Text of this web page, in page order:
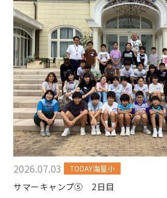
2026.07.03 TODAY海星小
サマーキャンプ⑤ 2日目